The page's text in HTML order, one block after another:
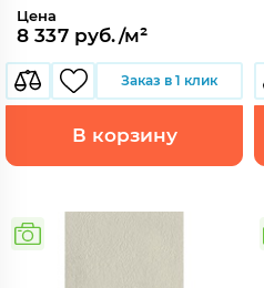
Цена
8 337 руб./м²
Заказ в 1 клик
В корзину